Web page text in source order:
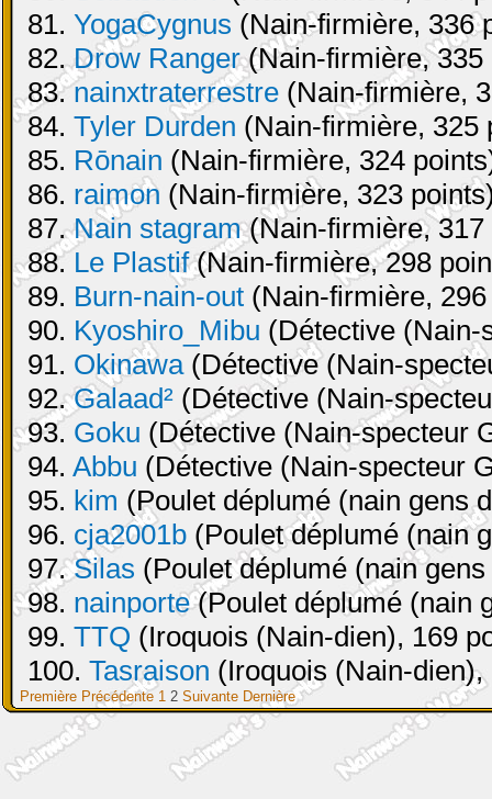
81. YogaCygnus (Nain-firmière, 336
82.Drow Ranger(Nain-firmière, 335
83.nainxtraterrestre (Nain-firmière,
84. Tyler Durden (Nain-firmière, 325
85. Rōnain (Nain-firmière, 324
86. raimon (Nain-firmière, 323
87.Nain stagram(Nain-firmière, 317
88. Le Plastif(Nain-firmière, 298
89. Burn-nain-out (Nain-firmière,
90. Kyoshiro_Mibu (Détective (Nain-
91. Okinawa(Détective (Nain-
92.Galaad² (Détective (Nain-
93. Goku (Détective (Nain-specteur
94. Abbu (Détective (Nain-specteur
95. kim (Poulet déplumé (nain gens
96. cja2001b (Poulet déplumé (nain
97.Silas (Poulet déplumé (nain
98. nainporte(Poulet déplumé (nain
99. TTQ (Iroquois (Nain-dien), 169
100. Tasraison (Iroquois (Nain-dien),
Première Précédente 1 2 Suivante Dernière